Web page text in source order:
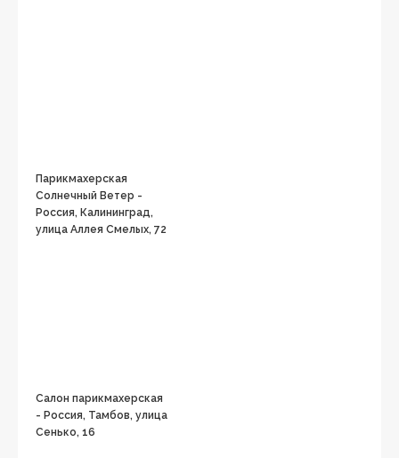
Парикмахерская
Солнечный Ветер -
Россия, Калининград,
улица Аллея Смелых, 72
Салон парикмахерская
- Россия, Тамбов, улица
Сенько, 16